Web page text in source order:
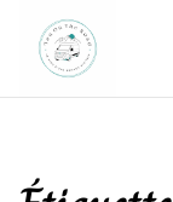
Skip to content